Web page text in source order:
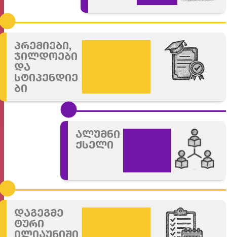
პრემიები,
ჯილდოები
და
სტიპენდიე
ბი
ალუმნი
ქსელი
დაგეგმე
ტური
ილიაუნიში